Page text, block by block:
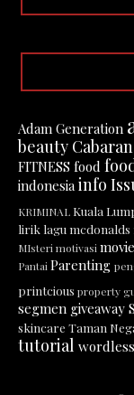
Adam Generation
beauty
FITNESS food
indonesia info
KRIMINAL Kuala
lirik lagu mcdonalds
MIsteri motivasi movie
Pantai Parenting
printcious property
segmen giveaway
skincare Taman
tutorial wordless